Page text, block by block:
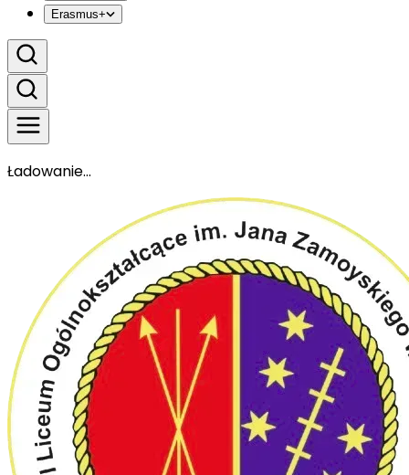
Erasmus+
Ładowanie...